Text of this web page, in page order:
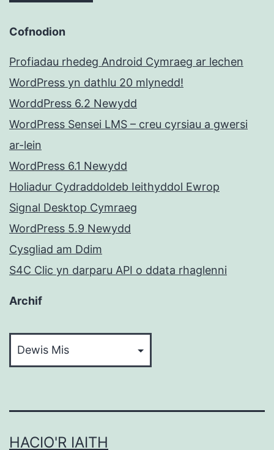
Cofnodion
Profiadau rhedeg Android Cymraeg ar lechen
WordPress yn dathlu 20 mlynedd!
WorddPress 6.2 Newydd
WordPress Sensei LMS – creu cyrsiau a gwersi
ar-lein
WordPress 6.1 Newydd
Holiadur Cydraddoldeb Ieithyddol Ewrop
Signal Desktop Cymraeg
WordPress 5.9 Newydd
Cysgliad am Ddim
S4C Clic yn darparu API o ddata rhaglenni
Archif
HACIO'R IAITH